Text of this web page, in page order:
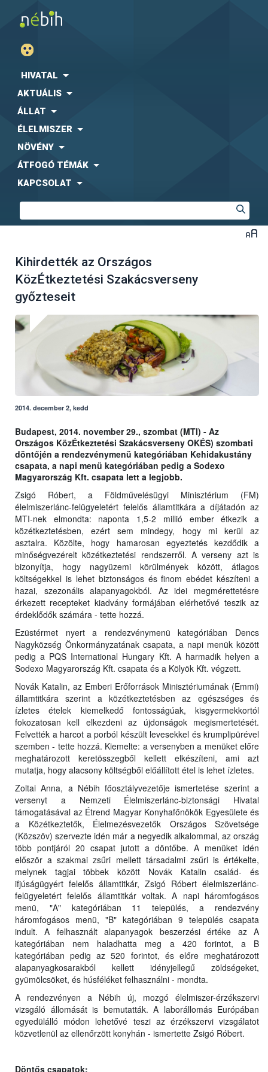
HIVATAL
AKTUÁLIS
ÁLLAT
ÉLELMISZER
NÖVÉNY
ÁTFOGÓ TÉMÁK
KAPCSOLAT
Kihirdették az Országos
KözÉtkeztetési Szakácsverseny
győzteseit
2014. december 2, kedd
Budapest, 2014. november 29., szombat (MTI) - Az
Országos KözÉtkeztetési Szakácsverseny OKÉS) szombati
döntőjén a rendezvénymenü kategóriában Kehidakustány
csapata, a napi menü kategóriában pedig a Sodexo
Magyarország Kft. csapata lett a legjobb.
Zsigó Róbert, a Földművelésügyi Minisztérium (FM)
élelmiszerlánc-felügyeletért felelős államtitkára a díjátadón az
MTI-nek elmondta: naponta 1,5-2 millió ember étkezik a
közétkeztetésben, ezért sem mindegy, hogy mi kerül az
asztalra. Közölte, hogy hamarosan egyeztetés kezdődik a
minőségvezérelt közétkeztetési rendszerről. A verseny azt is
bizonyítja, hogy nagyüzemi körülmények között, átlagos
költségekkel is lehet biztonságos és finom ebédet készíteni a
hazai, szezonális alapanyagokból. Az idei megmérettetésre
érkezett recepteket kiadvány formájában elérhetővé teszik az
érdeklődők számára - tette hozzá.
Ezüstérmet nyert a rendezvénymenü kategóriában Dencs
Nagyközség Önkormányzatának csapata, a napi menük között
pedig a PQS International Hungary Kft. A harmadik helyen a
Sodexo Magyarország Kft. csapata és a Kölyök Kft. végzett.
Novák Katalin, az Emberi Erőforrások Minisztériumának (Emmi)
államtitkára szerint a közétkeztetésben az egészséges és
ízletes ételek kiemelkedő fontosságúak, kisgyermekkortól
fokozatosan kell elkezdeni az újdonságok megismertetését.
Felvették a harcot a porból készült levesekkel és krumplipürével
szemben - tette hozzá. Kiemelte: a versenyben a menüket előre
meghatározott keretösszegből kellett elkészíteni, ami azt
mutatja, hogy alacsony költségből előállított étel is lehet ízletes.
Zoltai Anna, a Nébih főosztályvezetője ismertetése szerint a
versenyt a Nemzeti Élelmiszerlánc-biztonsági Hivatal
támogatásával az Étrend Magyar Konyhafőnökök Egyesülete és
a Közétkeztetők, Élelmezésvezetők Országos Szövetsége
(Közszöv) szervezte idén már a negyedik alkalommal, az ország
több pontjáról 20 csapat jutott a döntőbe. A menüket idén
először a szakmai zsűri mellett társadalmi zsűri is értékelte,
melynek tagjai többek között Novák Katalin család- és
ifjúságügyért felelős államtitkár, Zsigó Róbert élelmiszerlánc-
felügyeletért felelős államtitkár voltak. A napi háromfogásos
menü, "A" kategóriában 11 település, a rendezvény
háromfogásos menü, "B" kategóriában 9 település csapata
indult. A felhasznált alapanyagok beszerzési értéke az A
kategóriában nem haladhatta meg a 420 forintot, a B
kategóriában pedig az 520 forintot, és előre meghatározott
alapanyagkosarakból kellett idényjellegű zöldségeket,
gyümölcsöket, és húsféléket felhasználni - mondta.
A rendezvényen a Nébih új, mozgó élelmiszer-érzékszervi
vizsgáló állomását is bemutatták. A laborállomás Európában
egyedülálló módon lehetővé teszi az érzékszervi vizsgálatot
közvetlenül az ellenőrzött konyhán - ismertette Zsigó Róbert.
Döntős csapatok: